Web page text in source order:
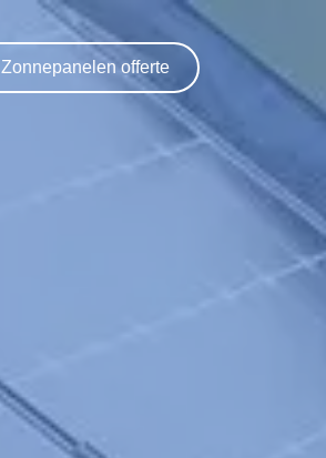
Zonnepanelen offerte